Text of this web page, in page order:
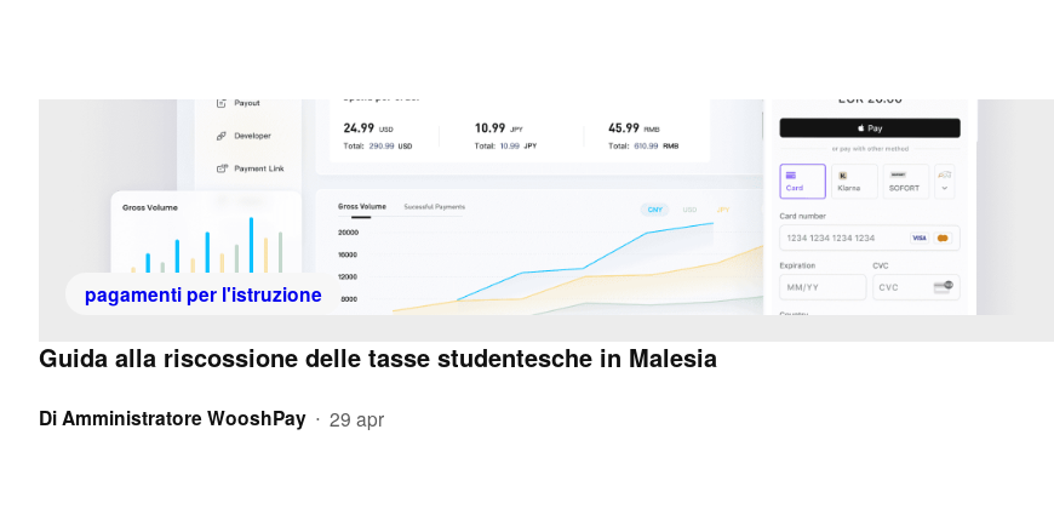
pagamenti per l'istruzione
Guida alla riscossione delle tasse studentesche in Malesia
DiAmministratore WooshPay • 29 apr